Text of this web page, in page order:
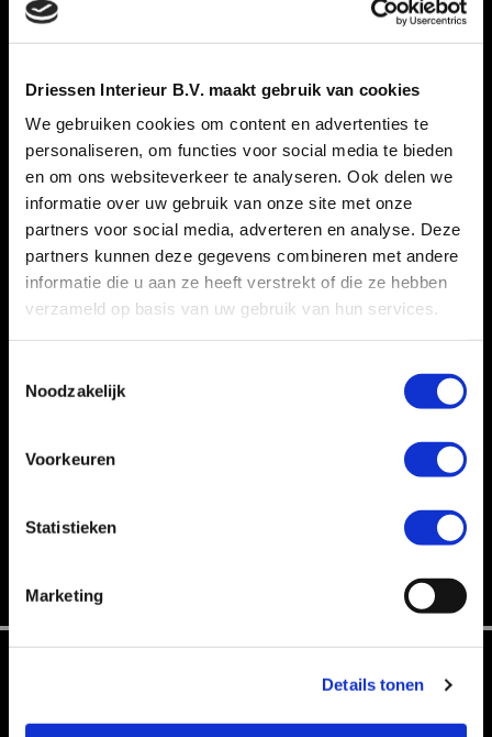
Driessen Interieur B.V. maakt gebruik van cookies
We gebruiken cookies om content en advertenties te
personaliseren, om functies voor social media te bieden
en om ons websiteverkeer te analyseren. Ook delen we
informatie over uw gebruik van onze site met onze
partners voor social media, adverteren en analyse. Deze
partners kunnen deze gegevens combineren met andere
informatie die u aan ze heeft verstrekt of die ze hebben
verzameld op basis van uw gebruik van hun services.
Noodzakelijk
Voorkeuren
Statistieken
Marketing
Details tonen
DRAMATICALLY INTEGRATE PARALLEL
Whiteboard exceptional internal or "organic" sources and
DRAMATICALLY EXTEND WORLD-CLASS
synergy. Assertively promote…
PHOSFLUORESCENTLY MATRIX
Appropriately visualize interactive partnerships and principle-
centered initiatives. Dramatically reinvent plug-and-play…
Koppelstraat 87 · 5741 GB · Beek en Donk